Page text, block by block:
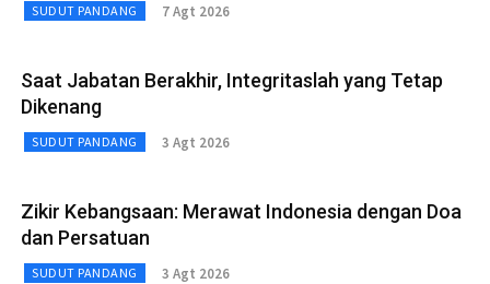
SUDUT PANDANG 7 Agt 2026
Saat Jabatan Berakhir, Integritaslah yang Tetap
Dikenang
SUDUT PANDANG 3 Agt 2026
Zikir Kebangsaan: Merawat Indonesia dengan Doa
dan Persatuan
SUDUT PANDANG 3 Agt 2026